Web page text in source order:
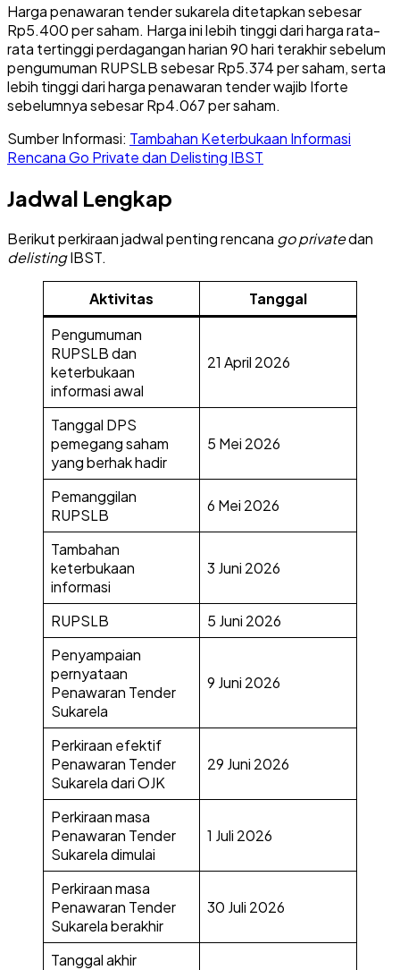
Harga penawaran tender sukarela ditetapkan sebesar
Rp5.400 per saham. Harga ini lebih tinggi dari harga rata-
rata tertinggi perdagangan harian 90 hari terakhir sebelum
pengumuman RUPSLB sebesar Rp5.374 per saham, serta
lebih tinggi dari harga penawaran tender wajib Iforte
sebelumnya sebesar Rp4.067 per saham.
Sumber Informasi: Tambahan Keterbukaan Informasi
Rencana Go Private dan Delisting IBST
Jadwal Lengkap
Berikut perkiraan jadwal penting rencana go privatedan
delistingIBST.
Aktivitas
Tanggal
Pengumuman
RUPSLB dan
keterbukaan
informasi awal
21 April 2026
Tanggal DPS
pemegang saham
yang berhak hadir
5 Mei 2026
Pemanggilan
RUPSLB
6 Mei 2026
Tambahan
keterbukaan
informasi
3 Juni 2026
RUPSLB
5 Juni 2026
Penyampaian
pernyataan
Penawaran Tender
Sukarela
9 Juni 2026
Perkiraan efektif
Penawaran Tender
Sukarela dari OJK
29 Juni 2026
Perkiraan masa
Penawaran Tender
Sukarela dimulai
1 Juli 2026
Perkiraan masa
Penawaran Tender
Sukarela berakhir
30 Juli 2026
Tanggal akhir